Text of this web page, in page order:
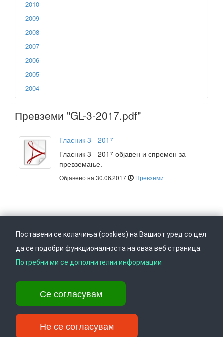
2010
2009
2008
2007
2006
2005
2004
Превземи "GL-3-2017.pdf"
Гласник 3 - 2017
Гласник 3 - 2017 објавен и спремен за
превземање.
Објавено на 30.06.2017 Превземи
Врати се горе Следете не на
Ул. Даме Груев 14, Катна гаража Беко на 1-виот кат, 1000 Скопје,
Тел: +389 2 3103 601 (641), Факс: +389 2 3137 149 |
info@ippo.gov.mk
Поставени се колачиња (cookies) на Вашиот уред со цел
да се подобри функционалноста на оваа веб страница.
Потребни ми се дополнителни информации
Се согласувам
Не се согласувам